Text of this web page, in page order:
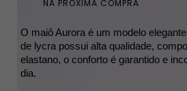
NA PROXIMA COMPRA
O maiô Aurora é um modelo
de lycra possui alta qualidade,
elastano, o conforto é garantido e
dia.